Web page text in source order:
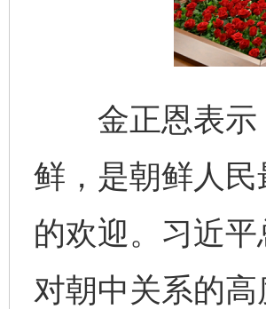
金正恩表示
鲜，是朝鲜人
的欢迎。习近
对朝中关系的